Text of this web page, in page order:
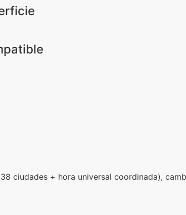
ciudades + hora universal coordinada),